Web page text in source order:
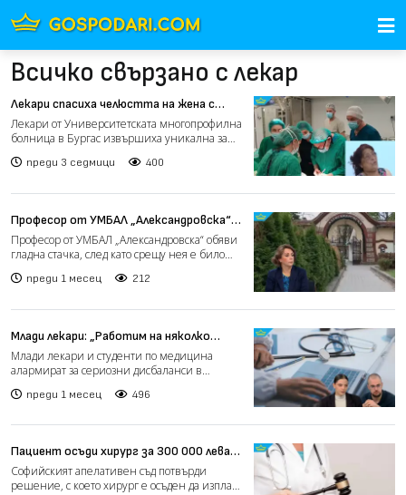
Всичко свързано с лекар
Лекари спасиха челюстта на жена с
тумор след 12-часова операция в
Бургас (видео)
Лекари от Университетската многопрофилна
болница в Бургас извършиха уникална за
преди 3 седмици 400
Професор от УМБАЛ „Александровска“
започна гладна стачка, болницата
отхвърля обвиненията (видео)
Професор от УМБАЛ „Александровска“ обяви
гладна стачка, след като срещу нея е било
преди 1 месец 212
Млади лекари: „Работим на няколко
места, за да оцелеем финансово“ (видео)
Млади лекари и студенти по медицина
алармират за сериозни дисбаланси в
преди 1 месец 496
Пациент осъди хирург за 300 000 лева
след парализираща го операция
Софийският апелативен съд потвърди
решение, с което хирург е осъден да изплати